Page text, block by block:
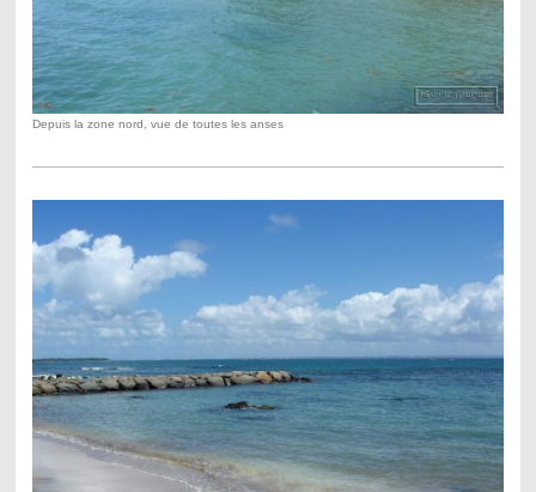
Depuis la zone nord, vue de toutes les anses